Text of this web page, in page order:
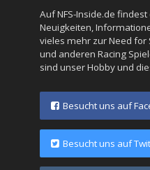
Auf NFS-Inside.de
Neuigkeiten,
vieles mehr zur Need for
und anderen Racing
sind unser Hobby und
Besucht uns auf
Besucht uns auf